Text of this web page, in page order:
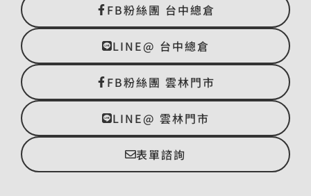
FB粉絲團 台中總倉
LINE@ 台中總倉
FB粉絲團 雲林門市
LINE@ 雲林門市
表單諮詢